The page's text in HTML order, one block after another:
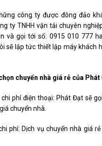
công ty được đông đảo
ty TNHH vận tải chuyên
và gọi tới số: 0915 010 777
sẽ lập tức thiết lập máy khách
chuyển nhà giá rẻ của Phát
phí điện thoại: Phát Đạt sẽ
chuyển nhà.
phí: Dịch vụ chuyển nhà giá